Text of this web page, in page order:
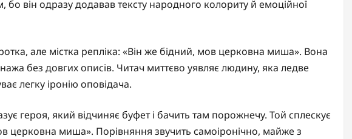
він одразу додавав тексту народного колориту й емоційної
але містка репліка: «Він же бідний, мов церковна миша». Вона
без довгих описів. Читач миттєво уявляє людину, яка ледве
легку іронію оповідача.
героя, який відчиняє буфет і бачить там порожнечу. Той сплескує
церковна миша». Порівняння звучить самоіронічно, майже з